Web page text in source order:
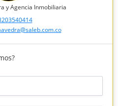
y Agencia Inmobiliaria